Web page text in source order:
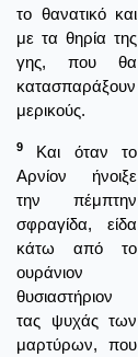
το θανατικό και
με τα θηρία της
γης, που θα
κατασπαράξουν
μερικούς.
9
Και όταν το
Αρνίον ήνοιξε
την πέμπτην
σφραγίδα, είδα
κάτω από το
ουράνιον
θυσιαστήριον
τας ψυχάς των
μαρτύρων, που